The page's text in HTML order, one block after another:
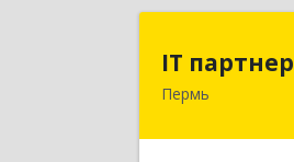
IT партнер
Пермь